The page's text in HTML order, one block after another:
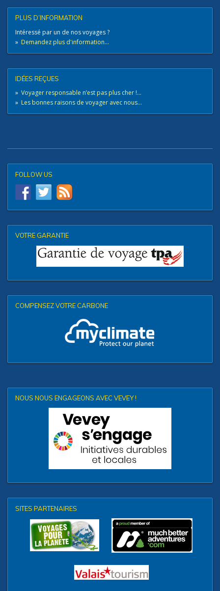
PLUS D’INFORMATION
Intéressé par un de nos voyages ?
» Demandez plus d'information...
IDÉES REÇUES
» Voyager responsable n’est pas plus cher !...
» Les bonnes raisons de voyager avec nous...
FOLLOW US
VOTRE GARANTIE
COMPENSEZ VOTRE CARBONE
NOUS NOUS ENGAGEONS AVEC VEVEY !
SITES PARTENAIRES